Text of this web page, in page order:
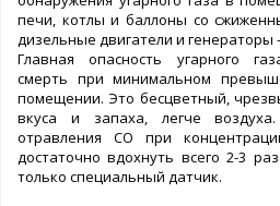
печи, котлы и баллоны со
дизельные двигатели и
Главная опасность угарного
смерть при минимальном
помещении. Это бесцветный,
вкуса и запаха, легче
отравления СО при
достаточно вдохнуть всего 2-3
только специальный датчик.